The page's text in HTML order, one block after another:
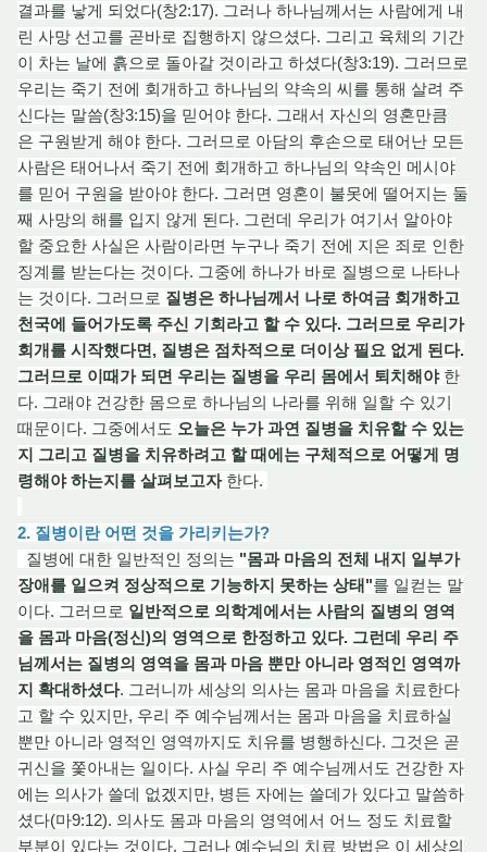
결과를 낳게 되었다(창2:17). 그러나 하나님께서는 사람에게 내
린 사망 선 고를 곧바로 집행하지 않으셨다. 그리고 육체의 기간
이 차는 날에 흙으로 돌아갈 것이라고 하셨다(창3:19). 그러므로
우리는 죽기 전에 회개하고 하나님의 약속의 씨를 통해 살려 주
신다는 말씀(창3:15)을 믿어야 한다. 그래서 자신의 영혼만큼
은 구원받게 해야 한다. 그러므로 아담의 후손으로 태어난 모든
사람은 태어나서 죽기 전에 회개하고 하나님의 약속인 메시야
를 믿어 구원을 받아야 한다. 그러면 영혼이 불못에 떨어지는 둘
째 사망의 해를 입지 않게 된다. 그런데 우리가 여기서 알아야
할 중요한 사실은 사람이라면 누구나 죽기 전에 지은 죄로 인한
징계를 받는다는 것이다. 그중에 하나가 바로 질병으로 나타나
는 것이다. 그러므로 질병은 하나님께서 나로 하여금 회개하고
천국에 들어가도록 주신 기회라고 할 수 있다. 그러므로 우리가
회개를 시작했다면, 질병은 점차적으로 더이상 필 요 없게 된다.
그러므로 이때가 되면 우리는 질병을 우리 몸에서 퇴치해야한
다. 그래야 건강한 몸으로 하나님의 나라를 위해 일할 수 있기
때문이다. 그중에서도 오늘은 누가 과연 질병을 치유할 수 있는
지 그리고 질병을 치유하려고 할 때에는 구체적으로 어떻게 명
령해야 하는지를 살펴보고자한다.
2. 질병이란 어떤 것을 가리키는가?
질병에 대한 일반적인 정의는 "몸과 마음의 전체 내지 일부가
장애를 일으켜 정상적으로 기능하지 못하는 상태"를 일컫는 말
이다. 그러므로 일반적으로 의학계에서는 사람의 질병의 영역
을 몸과 마음(정신)의 영역으로 한정하고 있다. 그런데 우리 주
님께서는 질병의 영역을 몸과 마음 뿐만 아니라 영적인 영역까
지 확대하셨다. 그러니까 세상의 의사는 몸과 마음을 치료한다
고 할 수 있지만, 우리 주 예수님께서는 몸과 마음을 치료하실
뿐만 아니라 영적인 영역까지도 치유를 병행하신다. 그것은 곧
귀신을 쫓아내는 일이다. 사실 우리 주 예수님께서도 건강한 자
에는 의사가 쓸데 없겠지만, 병든 자에는 쓸데가 있다고 말씀하
셨다(마9:12). 의사도 몸과 마음의 영역에서 어 느 정 도 치료할
부분이 있다는 것이다. 그러나 예수님의 치 료 방법은 이 세상의